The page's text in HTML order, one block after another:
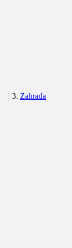
Zahrada